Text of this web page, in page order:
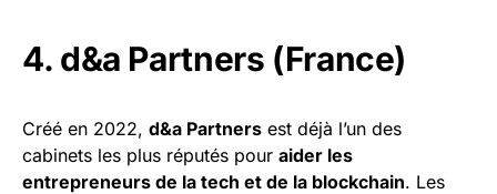
4. d&a Partners (France)
Créé en 2022, d&a Partners est déjà l’un des
cabinets les plus réputés pour aider les
entrepreneurs de la tech et de la blockchain. Les